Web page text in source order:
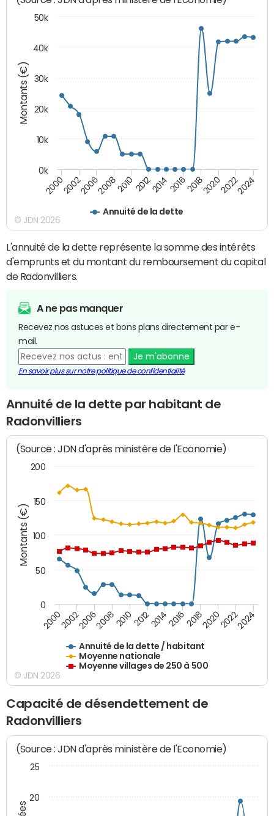
Montants (€)
Annuité de la dette
20002002200620082010 2012201420162018202020222024
0k
10k
20k
30k
40k
50k
© JDN 2026
L'annuité de la dette représente la somme des intérêts
d'emprunts et du montant du remboursement du capital
de Radonvilliers.
A ne pas manquer
Recevez nos astuces et bons plans directement par e-
mail.
Je m'abonne
En savoir plus sur notre politique de confidentialité
Annuité de la dette par habitant de
Radonvilliers
Montants (€)
(Source : JDN d'après ministère de l'Economie)
Annuité de la dette / habitant
Moyenne nationale
Moyenne villages de 250 à 500
200020022006200820102012201420162018202020222024
0
50
100
150
200
© JDN 2026
Capacité de désendettement de
Radonvilliers
(Source : JDN d'après ministère de l'Economie)
20
25